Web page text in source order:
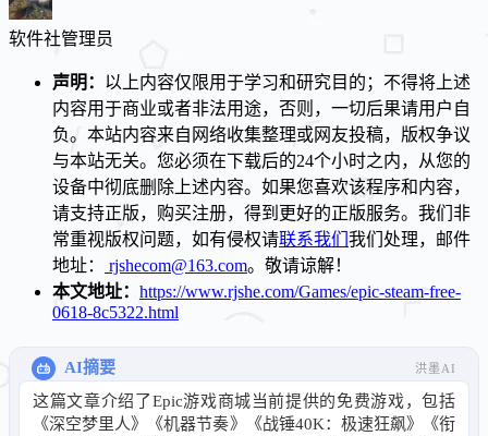
软件社管理员
声明： 以上内容仅限用于学习和研究目的；不得将上述
内容用于商业或者非法用途，否则，一切后果请用户自
负。本站内容来自网络收集整理或网友投稿，版权争议
与本站无关。您必须在下载后的24个小时之内，从您的
设备中彻底删除上述内容。如果您喜欢该程序和内容，
请支持正版，购买注册，得到更好的正版服务。我们非
常重视版权问题，如有侵权请联系我们 我们处理，邮件
地址：
rjshecom@163.com。敬请谅解！
本文地址： https://www.rjshe.com/Games/epic-steam-free-
0618-8c5322.html
AI摘要 洪墨AI
这篇文章介绍了Epic游戏商城当前提供的免费游戏，包括
《深空梦里人》《机器节奏》《战锤40K：极速狂飙》《衔